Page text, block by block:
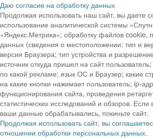
Даю согласие на обработку данных
Продолжая использовать наш сайт, вы даете
использование аналитической системы
«Яндекс.Метрика»; обработку файлов cookie,
данных (сведения о местоположении; тип и
версия Браузера; тип устройства и
источник откуда пришел на сайт
по какой рекламе; язык ОС и Браузер; какие
на какие кнопки нажимает пользователь; ip-
функционирования сайта, проведения
статистических исследований и обзоров. Если
ваши данные обрабатывались, покиньте сайт.
Продолжая использовать сайт, вы
отношении обработки персональных данных.